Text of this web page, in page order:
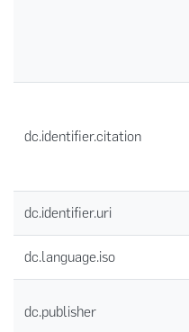
dc.identifier.citation
dc.identifier.uri
dc.language.iso
dc.publisher